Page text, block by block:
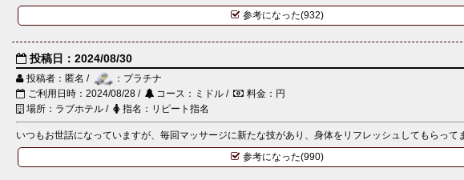
参考になった(932)
投稿日：2024/08/30
投稿者：匿名 /
：プラチナ
ご利用日時：2024/08/28 /
コース：ミドル /
料金：円
場所：ラブホテル /
指名：リピート指名
いつもお世話になっていますが、毎回マッサージに新たな技があり、身体をリフレッシュしてもらって
参考になった(990)